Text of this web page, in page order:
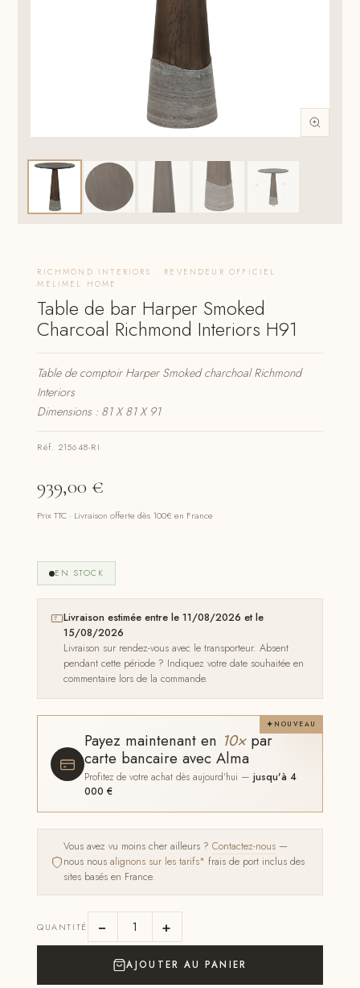
RICHMOND INTERIORS · REVENDEUR OFFICIEL
MELIMEL HOME
Table de bar Harper Smoked
Charcoal Richmond Interiors H91
Table de comptoir Harper Smoked charchoal Richmond
Interiors
Dimensions : 81 X 81 X 91
Réf. 215648-RI
939,00 €
Prix TTC · Livraison offerte dès 100€ en France
EN STOCK
Livraison estimée entre le 11/08/2026 et le
15/08/2026
Livraison sur rendez-vous avec le transporteur. Absent
pendant cette période ? Indiquez votre date souhaitée en
commentaire lors de la commande.
NOUVEAU
Payez maintenant en 10×par
carte bancaire avec Alma
Profitez de votre achat dès aujourd'hui —jusqu'à 4
000 €
Vous avez vu moins cher ailleurs ?Contactez-nous —
nous nousalignons sur les tarifs* frais de port inclus des
sites basés en France.
QUANTITÉ − +
AJOUTER AU PANIER